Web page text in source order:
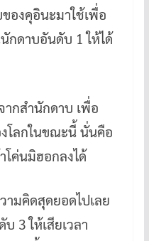
องคุอินะมาใช้เพื่อ
กดาบอันดับ 1 ให้ได้
ากสำนักดาบ เพื่อ
โลกในขณะนี้ นั่นคือ
โค่นมิฮอกลงได้
ามคิดสุดยอดไปเลย
3 ให้เสียเวลา